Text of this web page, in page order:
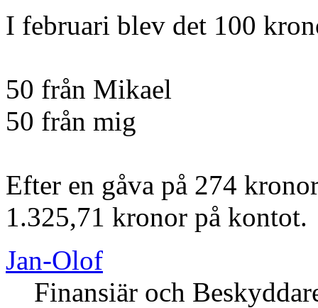
I februari blev det 100
50 från Mikael
50 från mig
Efter en gåva på 274
1.325,71 kronor på kontot.
Jan-Olof
Finansiär och